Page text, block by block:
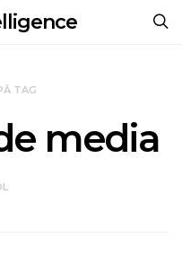
TAG
media